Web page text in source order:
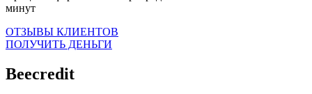
минут
ОТЗЫВЫ КЛИЕНТОВ
ПОЛУЧИТЬ ДЕНЬГИ
Beecredit